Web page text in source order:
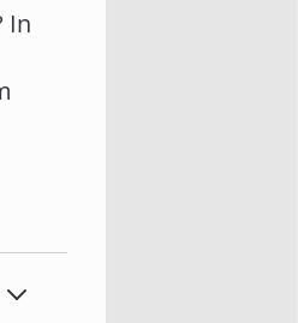
In